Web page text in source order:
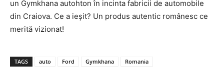
un Gymkhana autohton în incinta fabricii de automobile
din Craiova. Ce a ieșit? Un produs autentic românesc ce
merită vizionat!
TAGS auto Ford Gymkhana Romania